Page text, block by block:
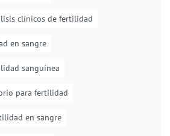
clínicos de fertilidad
en sangre
sanguínea
para fertilidad
en sangre